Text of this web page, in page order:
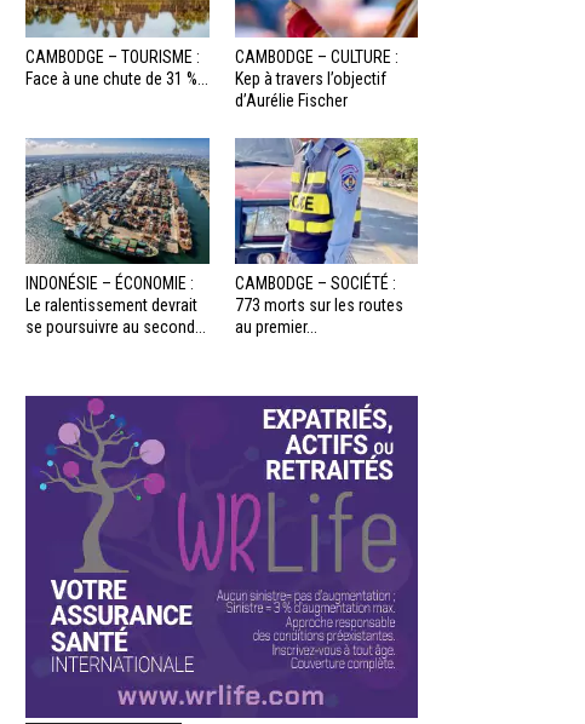
CAMBODGE – TOURISME :
Face à une chute de 31 %...
CAMBODGE – CULTURE :
Kep à travers l’objectif
d’Aurélie Fischer
INDONÉSIE – ÉCONOMIE :
Le ralentissement devrait
se poursuivre au second...
CAMBODGE – SOCIÉTÉ :
773 morts sur les routes
au premier...